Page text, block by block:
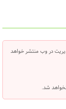
در وب منتشر خواهد
شد.